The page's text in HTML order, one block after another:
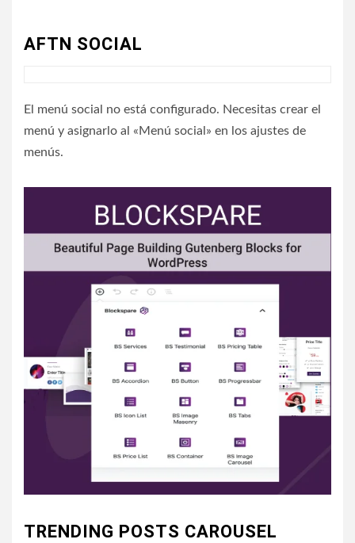
AFTN SOCIAL
El menú social no está configurado. Necesitas crear el
menú y asignarlo al «Menú social» en los ajustes de
menús.
TRENDING POSTS CAROUSEL